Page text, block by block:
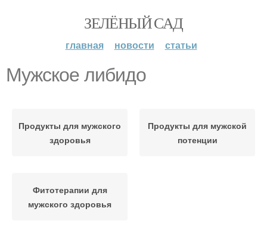
ЗЕЛЁНЫЙ САД
главная новости статьи
Мужское либидо
Продукты для мужского
здоровья
Продукты для мужской
потенции
Фитотерапии для
мужского здоровья